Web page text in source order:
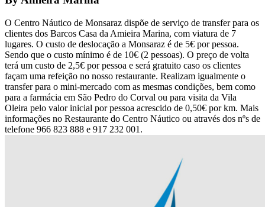
O Centro Náutico de Monsaraz dispõe de serviço de transfer para os
clientes dos Barcos Casa da Amieira Marina, com viatura de 7
lugares. O custo de deslocação a Monsaraz é de 5€ por pessoa.
Sendo que o custo mínimo é de 10€ (2 pessoas). O preço de volta
terá um custo de 2,5€ por pessoa e será gratuito caso os clientes
façam uma refeição no nosso restaurante. Realizam igualmente o
transfer para o mini-mercado com as mesmas condições, bem como
para a farmácia em São Pedro do Corval ou para visita da Vila
Oleira pelo valor inicial por pessoa acrescido de 0,50€ por km. Mais
informações no Restaurante do Centro Náutico ou através dos nºs de
telefone 966 823 888 e 917 232 001.